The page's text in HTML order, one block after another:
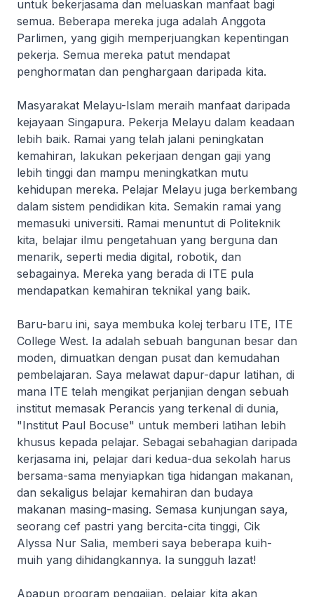
untuk bekerjasama dan meluaskan manfaat bagi
semua. Beberapa mereka juga adalah Anggota
Parlimen, yang gigih memperjuangkan kepentingan
pekerja. Semua mereka patut mendapat
penghormatan dan penghargaan daripada kita.
Masyarakat Melayu-Islam meraih manfaat daripada
kejayaan Singapura. Pekerja Melayu dalam keadaan
lebih baik. Ramai yang telah jalani peningkatan
kemahiran, lakukan pekerjaan dengan gaji yang
lebih tinggi dan mampu meningkatkan mutu
kehidupan mereka. Pelajar Melayu juga berkembang
dalam sistem pendidikan kita. Semakin ramai yang
memasuki universiti. Ramai menuntut di Politeknik
kita, belajar ilmu pengetahuan yang berguna dan
menarik, seperti media digital, robotik, dan
sebagainya. Mereka yang berada di ITE pula
mendapatkan kemahiran teknikal yang baik.
Baru-baru ini, saya membuka kolej terbaru ITE, ITE
College West. Ia adalah sebuah bangunan besar dan
moden, dimuatkan dengan pusat dan kemudahan
pembelajaran. Saya melawat dapur-dapur latihan, di
mana ITE telah mengikat perjanjian dengan sebuah
institut memasak Perancis yang terkenal di dunia,
"Institut Paul Bocuse" untuk memberi latihan lebih
khusus kepada pelajar. Sebagai sebahagian daripada
kerjasama ini, pelajar dari kedua-dua sekolah harus
bersama-sama menyiapkan tiga hidangan makanan,
dan sekaligus belajar kemahiran dan budaya
makanan masing-masing. Semasa kunjungan saya,
seorang cef pastri yang bercita-cita tinggi, Cik
Alyssa Nur Salia, memberi saya beberapa kuih-
muih yang dihidangkannya. Ia sungguh lazat!
Apapun program pengajian, pelajar kita akan